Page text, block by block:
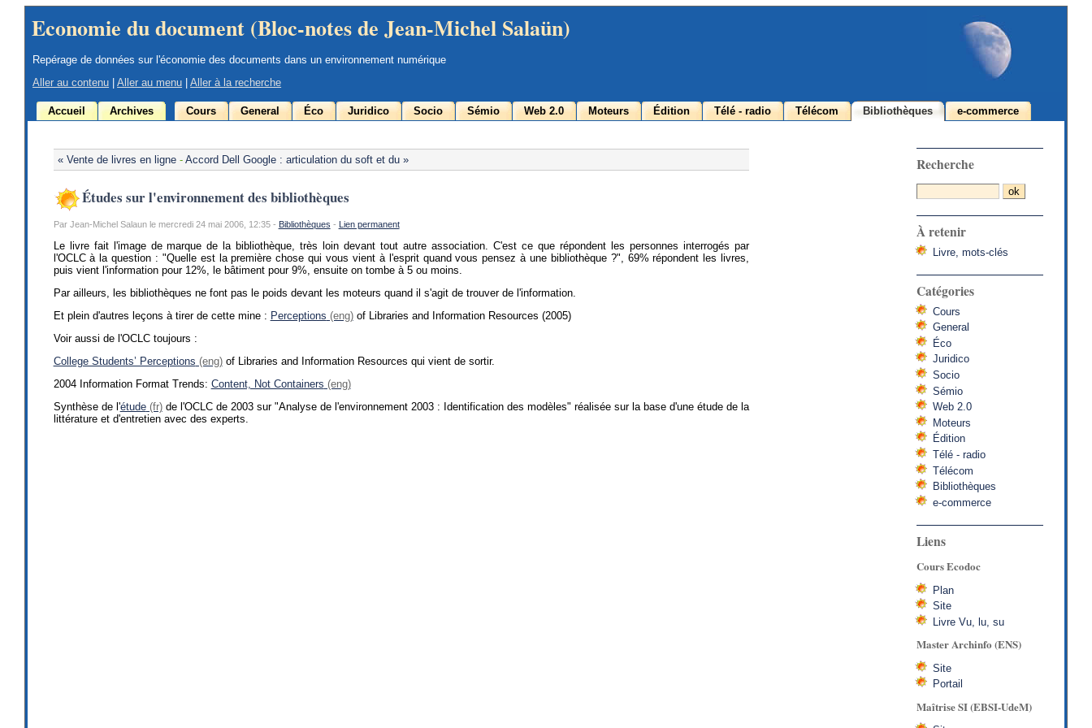
Economie du document (Bloc-notes de Jean-Michel Salaün)
Repérage de données sur l'économie des documents dans un environnement numérique
Aller au contenu |Aller au menu |Aller à la recherche
Accueil Archives Cours General Éco Juridico Socio Sémio Web 2.0 Moteurs Édition Télé - radio Télécom Bibliothèques e-commerce
« Vente de livres en ligne - Accord Dell Google : articulation du soft et du »
Études sur l'environnement des bibliothèques
Par Jean-Michel Salaun le mercredi 24 mai 2006, 12:35 - Bibliothèques - Lien permanent
Le livre fait l'image de marque de la bibliothèque, très loin devant tout autre association. C'est ce que répondent les personnes interrogés par
l'OCLC à la question : "Quelle est la première chose qui vous vient à l'esprit quand vous pensez à une bibliothèque ?", 69% répondent les livres,
puis vient l'information pour 12%, le bâtiment pour 9%, ensuite on tombe à 5 ou moins.
Par ailleurs, les bibliothèques ne font pas le poids devant les moteurs quand il s'agit de trouver de l'information.
Et plein d'autres leçons à tirer de cette mine : Perceptions
of Libraries and Information Resources (2005)
Voir aussi de l'OCLC toujours :
College Students’ Perceptions
of Libraries and Information Resources qui vient de sortir.
2004 Information Format Trends: Content, Not Containers
Synthèse de l'étude
de l'OCLC de 2003 sur "Analyse de l'environnement 2003 : Identification des modèles" réalisée sur la base d'une étude de la
littérature et d'entretien avec des experts.
Recherche
À retenir
Livre, mots-clés
Catégories
Cours
General
Éco
Juridico
Socio
Sémio
Web 2.0
Moteurs
Édition
Télé - radio
Télécom
Bibliothèques
e-commerce
Liens
Cours Ecodoc
Plan
Site
Livre Vu, lu, su
Master Archinfo (ENS)
Site
Portail
Maîtrise SI (EBSI-UdeM)